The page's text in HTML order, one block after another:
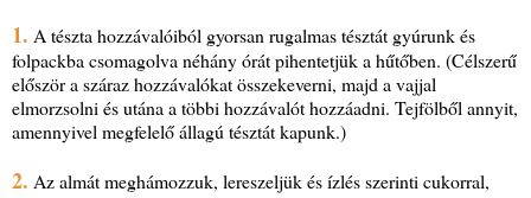
1. A tészta hozzávalóiból gyorsan rugalmas tésztát gyúrunk és
folpackba csomagolva néhány órát pihentetjük a hűtőben. (Célszerű
először a száraz hozzávalókat összekeverni, majd a vajjal
elmorzsolni és utána a többi hozzávalót hozzáadni. Tejfölből annyit,
amennyivel megfelelő állagú tésztát kapunk.)
2. Az almát meghámozzuk, lereszeljük és ízlés szerinti cukorral,